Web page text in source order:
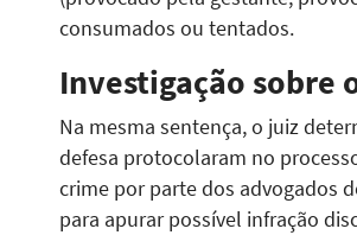
consumados ou tentados.
Investigação sobre
Na mesma sentença, o juiz
defesa protocolaram no
crime por parte dos advogados
para apurar possível infração